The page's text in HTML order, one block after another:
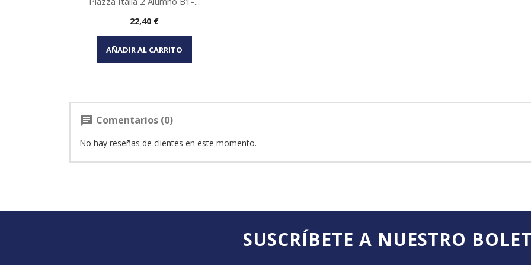
Vista rápida
Precio
22,40 €
AÑADIR AL CARRITO
chat Comentarios (0)
No hay reseñas de clientes en este momento.
SUSCRÍBETE A NUESTRO